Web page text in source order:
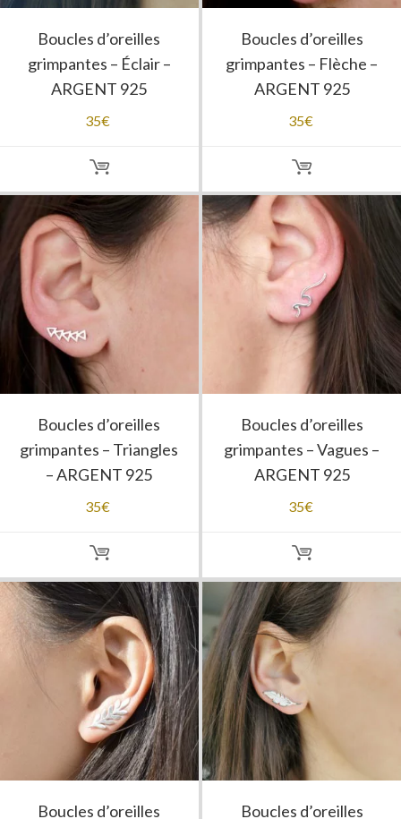
Boucles d’oreilles
grimpantes – Éclair –
ARGENT 925
35€
Boucles d’oreilles
grimpantes – Flèche –
ARGENT 925
35€
Boucles d’oreilles
grimpantes – Triangles
– ARGENT 925
35€
Boucles d’oreilles
grimpantes – Vagues –
ARGENT 925
35€
Boucles d’oreilles Boucles d’oreilles